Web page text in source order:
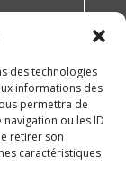
des technologies
informations des
permettra de
ou les ID
retirer son
caractéristiques
-